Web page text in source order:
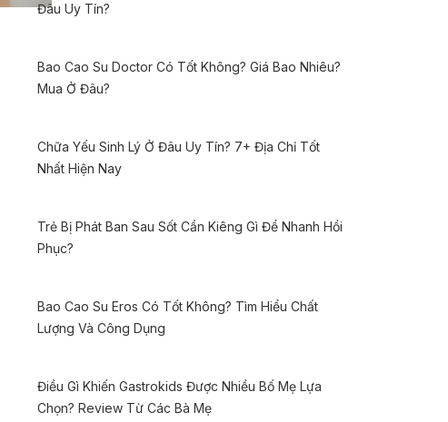
Đâu Uy Tín?
Bao Cao Su Doctor Có Tốt Không? Giá Bao Nhiêu?
Mua Ở Đâu?
Chữa Yếu Sinh Lý Ở Đâu Uy Tín? 7+ Địa Chỉ Tốt
Nhất Hiện Nay
Trẻ Bị Phát Ban Sau Sốt Cần Kiêng Gì Để Nhanh Hồi
Phục?
Bao Cao Su Eros Có Tốt Không? Tìm Hiểu Chất
Lượng Và Công Dụng
Điều Gì Khiến Gastrokids Được Nhiều Bố Mẹ Lựa
Chọn? Review Từ Các Bà Mẹ